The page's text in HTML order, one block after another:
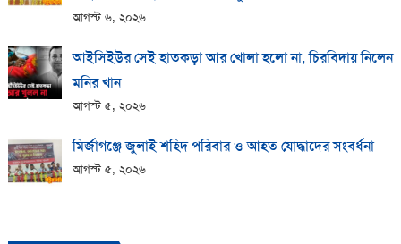
আগস্ট ৬, ২০২৬
আইসিইউর সেই হাতকড়া আর খোলা হলো না, চিরবিদায় নিলেন
মনির খান
আগস্ট ৫, ২০২৬
মির্জাগঞ্জে জুলাই শহিদ পরিবার ও আহত যোদ্ধাদের সংবর্ধনা
আগস্ট ৫, ২০২৬